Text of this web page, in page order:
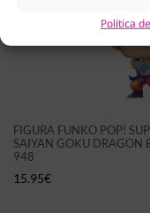
Política
FIGURA FUNKO POP!
SAIYAN GOKU DRAGON
948
15.95€